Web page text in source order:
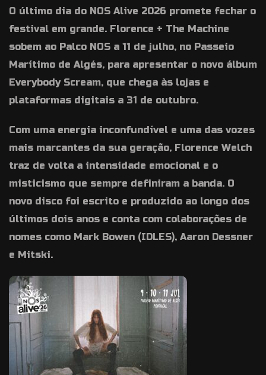
O último dia do NOS Alive 2026 promete fechar o
festival em grande. Florence + The Machine
sobem ao Palco NOS a 11 de julho, no Passeio
Marítimo de Algés, para apresentar o novo álbum
Everybody Scream, que chega às lojas e
plataformas digitais a 31 de outubro.
Com uma energia inconfundível e uma das vozes
mais marcantes da sua geração, Florence Welch
traz de volta a intensidade emocional e o
misticismo que sempre definiram a banda. O
novo disco foi escrito e produzido ao longo dos
últimos dois anos e conta com colaborações de
nomes como Mark Bowen (IDLES), Aaron Dessner
e Mitski.